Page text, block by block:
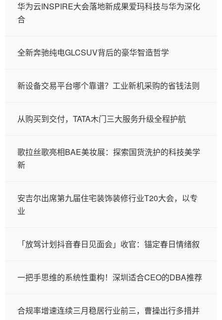
华为云INSPIRE大会落地新成果爱玛科技与华为深化
合
全新奔驰纯电GLCSUV背后的豪华智造哲学
新设备交易平台哪个靠谱？工业新机采购的省钱法则
从购买到交付，TATA木门三大服务升级全程护航
歌拉丝歌亮相BAE美妆展：探索国货洗护的科技美学
新
安吉尔出席第九届住宅装饰装修行业T20大会，以专
业
「放驾计划抖音春日见面会」收官：锚定春日情绪叙
一把手思维的系统性重构！深圳适合CEO的DBA推荐
合规率增速连续三月稳居行业前三，曹操出行多措并